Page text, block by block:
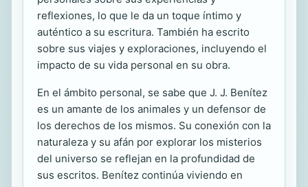
reflexiones, lo que le da un toque íntimo y
auténtico a su escritura. También ha escrito
sobre sus viajes y exploraciones, incluyendo el
impacto de su vida personal en su obra.
En el ámbito personal, se sabe que J. J. Benítez
es un amante de los animales y un defensor de
los derechos de los mismos. Su conexión con la
naturaleza y su afán por explorar los misterios
del universo se reflejan en la profundidad de
sus escritos. Benítez continúa viviendo en